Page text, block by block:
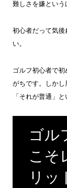
難しさを嫌という
初心者だって気
い。
ゴルフ初心者で
がちです。しか
「それが普通」
ゴル
こそ
リッ